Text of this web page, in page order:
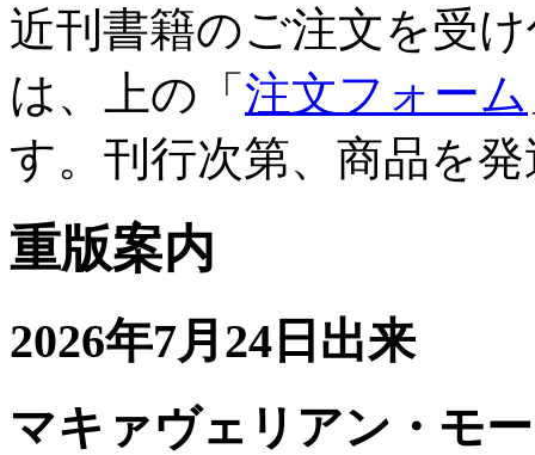
近刊書籍のご注文を受
は、上の「 注文フォーム
す。刊行次第、商品を
重版案内
2026年7月24日出来
マキァヴェリアン・モ